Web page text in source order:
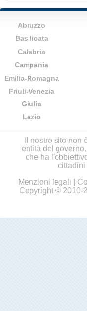
Abruzzo
Basilicata
Calabria
Campania
Emilia-Romagna
Friuli-Venezia
Giulia
Lazio
Il nostro sito
entità del
che ha
cittadini
Menzioni legali
Copyright © 2010-